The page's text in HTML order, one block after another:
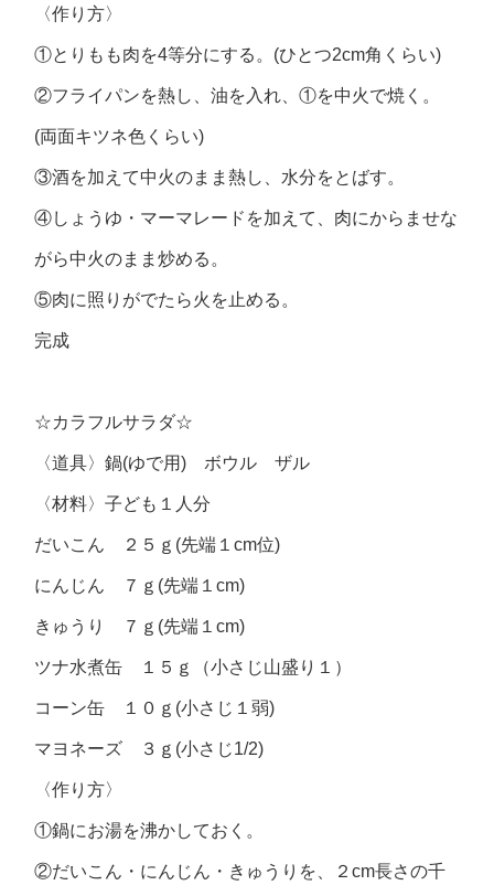
〈作り方〉
①とりもも肉を4等分にする。(ひとつ2cm角くらい)
②フライパンを熱し、油を入れ、①を中火で焼く。
(両面キツネ色くらい)
③酒を加えて中火のまま熱し、水分をとばす。
④しょうゆ・マーマレードを加えて、肉にからませな
がら中火のまま炒める。
⑤肉に照りがでたら火を止める。
完成
☆カラフルサラダ☆
〈道具〉鍋(ゆで用) ボウル ザル
〈材料〉子ども１人分
だいこん ２５ｇ(先端１cm位)
にんじん ７ｇ(先端１cm)
きゅうり ７ｇ(先端１cm)
ツナ水煮缶 １５ｇ（小さじ山盛り１）
コーン缶 １０ｇ(小さじ１弱)
マヨネーズ ３ｇ(小さじ1/2)
〈作り方〉
①鍋にお湯を沸かしておく。
②だいこん・にんじん・きゅうりを、２cm長さの千